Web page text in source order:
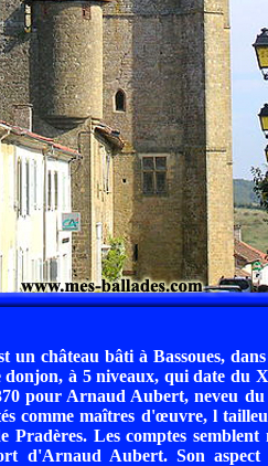
un château bâti à Bassoues,
à 5 niveaux, qui date du
pour Arnaud Aubert, neveu
comme maîtres d'œuvre, l
Pradères. Les comptes
d'Arnaud Aubert. Son aspect